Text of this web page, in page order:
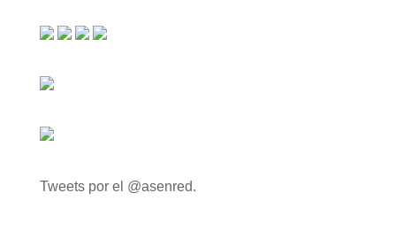
Tweets por el @asenred.